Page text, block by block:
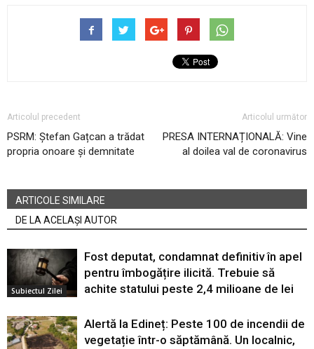
Articolul precedent
PSRM: Ștefan Gațcan a trădat
propria onoare și demnitate
Articolul următor
PRESA INTERNAȚIONALĂ: Vine
al doilea val de coronavirus
ARTICOLE SIMILARE
DE LA ACELAȘI AUTOR
Subiectul Zilei
Fost deputat, condamnat definitiv în apel
pentru îmbogățire ilicită. Trebuie să
achite statului peste 2,4 milioane de lei
Alertă la Edineț: Peste 100 de incendii de
vegetație într-o săptămână. Un localnic,